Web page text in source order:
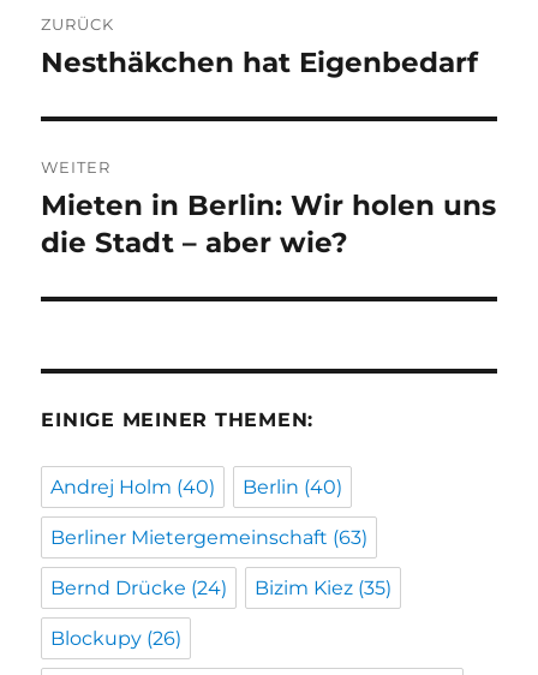
ZURÜCK
Vorheriger
Nesthäkchen hat Eigenbedarf
WEITER
Nächster
Beitrag:
Mieten in Berlin: Wir holen uns
die Stadt – aber wie?
EINIGE MEINER THEMEN:
Andrej Holm (40) Berlin (40)
Berliner Mietergemeinschaft (63)
Bernd Drücke (24) Bizim Kiez (35)
Blockupy (26)